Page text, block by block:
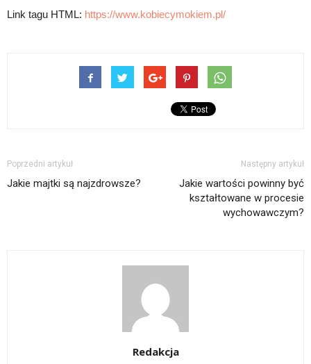
Link tagu HTML: https://www.kobiecymokiem.pl/
Poprzedni artykuł
Jakie majtki są najzdrowsze?
Następny artykuł
Jakie wartości powinny być
kształtowane w procesie
wychowawczym?
Redakcja